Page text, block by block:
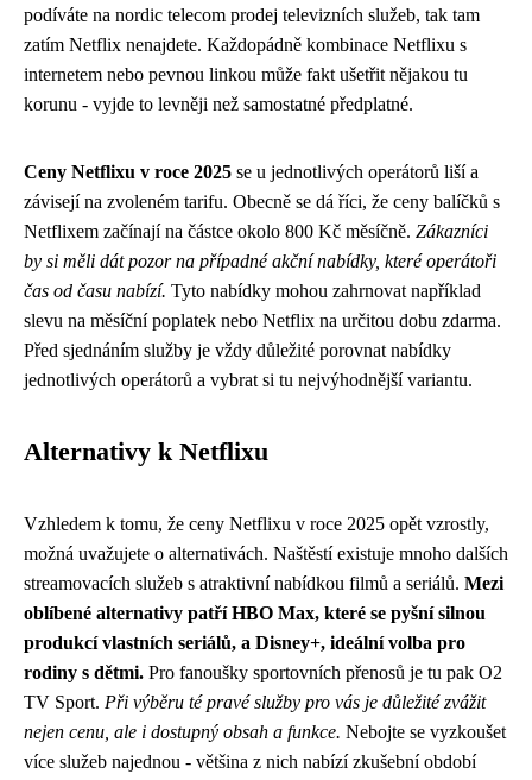
podíváte na nordic telecom prodej televizních služeb, tak tam
zatím Netflix nenajdete. Každopádně kombinace Netflixu s
internetem nebo pevnou linkou může fakt ušetřit nějakou tu
korunu - vyjde to levněji než samostatné předplatné.
Ceny Netflixu v roce 2025 se u jednotlivých operátorů liší a
závisejí na zvoleném tarifu. Obecně se dá říci, že ceny balíčků s
Netflixem začínají na částce okolo 800 Kč měsíčně. Zákazníci
by si měli dát pozor na případné akční nabídky, které operátoři
čas od času nabízí. Tyto nabídky mohou zahrnovat například
slevu na měsíční poplatek nebo Netflix na určitou dobu zdarma.
Před sjednáním služby je vždy důležité porovnat nabídky
jednotlivých operátorů a vybrat si tu nejvýhodnější variantu.
Alternativy k Netflixu
Vzhledem k tomu, že ceny Netflixu v roce 2025 opět vzrostly,
možná uvažujete o alternativách. Naštěstí existuje mnoho dalších
streamovacích služeb s atraktivní nabídkou filmů a seriálů. Mezi
oblíbené alternativy patří HBO Max, které se pyšní silnou
produkcí vlastních seriálů, a Disney+, ideální volba pro
rodiny s dětmi. Pro fanoušky sportovních přenosů je tu pak O2
TV Sport. Při výběru té pravé služby pro vás je důležité zvážit
nejen cenu, ale i dostupný obsah a funkce. Nebojte se vyzkoušet
více služeb najednou - většina z nich nabízí zkušební období